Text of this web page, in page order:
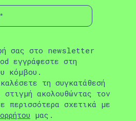
σας στο newsletter
εγγράφεστε στη
κόμβου.
τη συγκατάθεσή
στιγμή ακολουθώντας τον
περισσότερα σχετικά με
μας.